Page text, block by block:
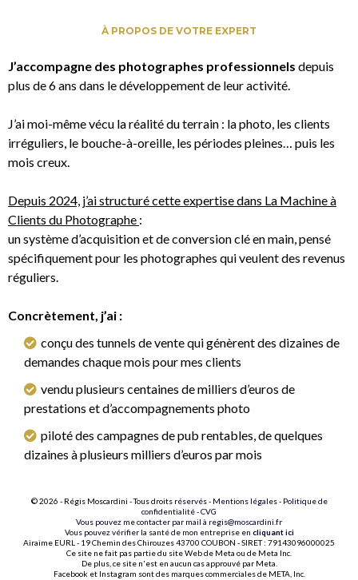
À PROPOS DE VOTRE EXPERT
J’accompagne des photographes professionnels depuis
plus de 6 ans dans le développement de leur activité.
J’ai moi-même vécu la réalité du terrain : la photo, les clients
irréguliers, le bouche-à-oreille, les périodes pleines… puis les
mois creux.
Depuis 2024, j’ai structuré cette expertise dans La Machine à
Clients du Photographe :
un système d’acquisition et de conversion clé en main, pensé
spécifiquement pour les photographes qui veulent des revenus
réguliers.
Concrètement, j’ai :
conçu des tunnels de vente qui génèrent des dizaines de
demandes chaque mois pour mes clients
vendu plusieurs centaines de milliers d’euros de
prestations et d’accompagnements photo
piloté des campagnes de pub rentables, de quelques
dizaines à plusieurs milliers d’euros par mois
© 2026 - Régis Moscardini - Tous droits réservés - Mentions légales- Politique de
confidentialité-CVG
Vous pouvez me contacter par mail à regis@moscardini.fr
Vous pouvez vérifier la santé de mon entreprise en cliquant ici
Airaime EURL - 19 Chemin des Chirouzes 43700 COUBON - SIRET : 79143096000025
Ce site ne fait pas partie du site Web de Meta ou de Meta Inc.
De plus, ce site n'est en aucun cas approuvé par Meta.
Facebook et Instagram sont des marques commerciales de META, Inc.